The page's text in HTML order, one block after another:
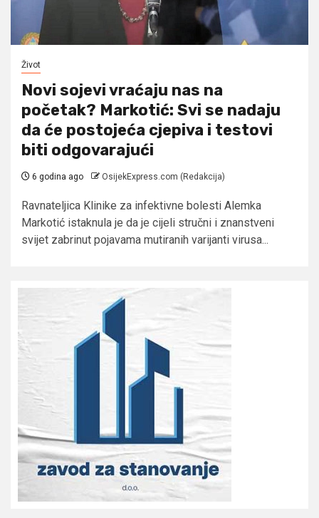
Život
Novi sojevi vraćaju nas na
početak? Markotić: Svi se nadaju
da će postojeća cjepiva i testovi
biti odgovarajući
6 godina ago OsijekExpress.com (Redakcija)
Ravnateljica Klinike za infektivne bolesti Alemka
Markotić istaknula je da je cijeli stručni i znanstveni
svijet zabrinut pojavama mutiranih varijanti virusa...